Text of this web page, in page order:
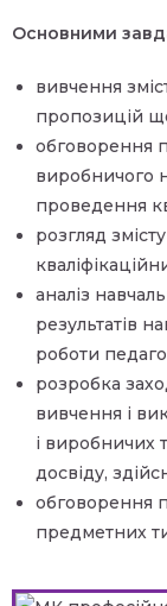
Основними
вивчення
пропозицій
обговорення
виробничого
проведення
розгляд
аналіз
результатів
роботи
розробка
вивчення і
і виробничих
досвіду,
обговорення
предметних